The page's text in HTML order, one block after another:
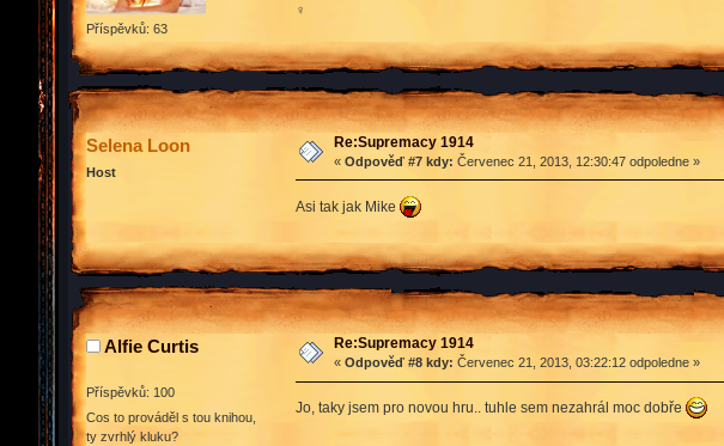
Příspěvků: 63
♀
Selena Loon
Host
Re:Supremacy 1914
« Odpověď #7 kdy: Červenec 21, 2013, 12:30:47 odpoledne »
Asi tak jak Mike
Alfie Curtis
Příspěvků: 100
Cos to prováděl s tou knihou,
ty zvrhlý kluku?
Re:Supremacy 1914
« Odpověď #8 kdy: Červenec 21, 2013, 03:22:12 odpoledne »
Jo, taky jsem pro novou hru.. tuhle sem nezahrál moc dobře